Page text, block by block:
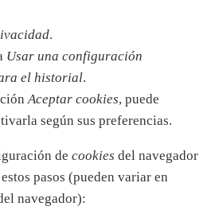
.
Usar una configuración
el historial.
Aceptar cookies, puede
según sus preferencias.
de cookies del navegador
pasos (pueden variar en
navegador):